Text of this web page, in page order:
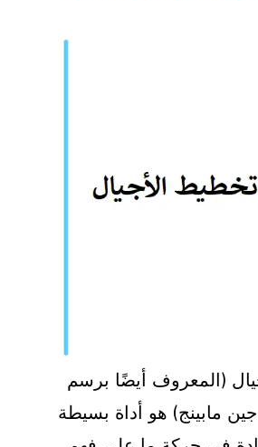
(المعروف أيضًا برسم
مابينج) هو أداة بسيطة